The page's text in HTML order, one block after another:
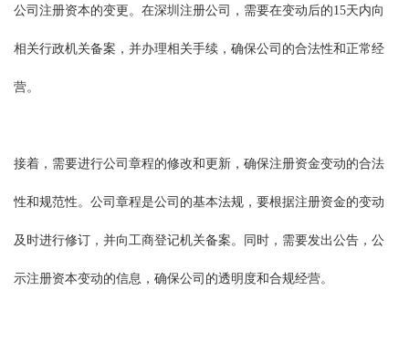
公司注册资本的变更。在深圳注册公司，需要在变动后的15天内向
相关行政机关备案，并办理相关手续，确保公司的合法性和正常经
营。
接着，需要进行公司章程的修改和更新，确保注册资金变动的合法
性和规范性。公司章程是公司的基本法规，要根据注册资金的变动
及时进行修订，并向工商登记机关备案。同时，需要发出公告，公
示注册资本变动的信息，确保公司的透明度和合规经营。